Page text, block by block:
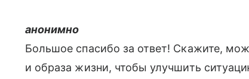
анонимно
Большое спасибо за ответ! Скажите,
и образа жизни, чтобы улучшить